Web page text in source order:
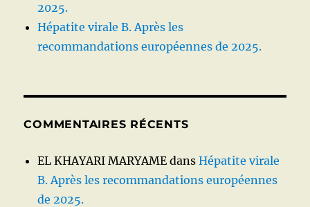
2025.
Hépatite virale B. Après les
recommandations européennes de 2025.
COMMENTAIRES RÉCENTS
EL KHAYARI MARYAME dansHépatite virale
B. Après les recommandations européennes
de 2025.